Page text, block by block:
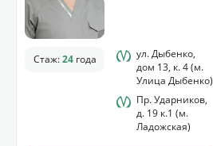
Стаж:24года
ул. Дыбенко,
дом 13, к. 4 (м.
Улица Дыбенко)
Пр. Ударников,
д. 19 к.1 (м.
Ладожская)